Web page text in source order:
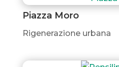
Piazza Moro
Rigenerazione urbana